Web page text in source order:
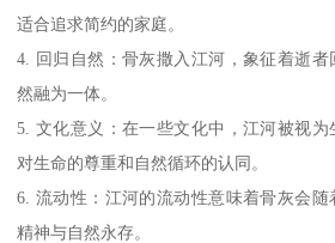
适合追求简约的家庭。
4. 回归自然：骨灰撒入江河，象征着逝
然融为一体。
5. 文化意义：在一些文化中，江河被视
对生命的尊重和自然循环的认同。
6. 流动性：江河的流动性意味着骨灰会
精神与自然永存。